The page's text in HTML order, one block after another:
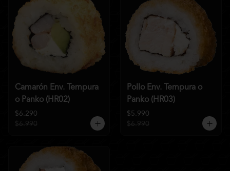
Camarón Env. Tempura
o Panko (HR02)
$6.290
$6.990
Pollo Env. Tempura o
Panko (HR03)
$5.990
$6.990